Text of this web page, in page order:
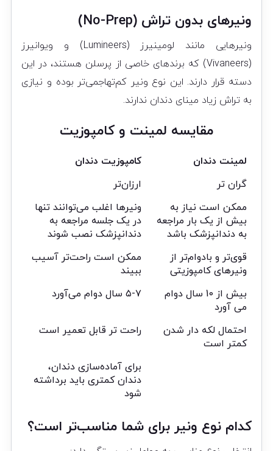
ونیرهای بدون تراش (No-Prep)
ونیرهایی مانند لومینیرز (Lumineers) و ویوانیرز
(Vivaneers) که برندهای خاصی از پرسلن هستند، در این
دسته قرار دارند. این نوع ونیر کم‌تهاجمی‌تر بوده و نیازی
به تراش زیاد مینای دندان ندارند.
مقایسه لمینت و کامپوزیت
لمینت دندان
کامپوزیت دندان
گران تر
ارزان‌تر
ممکن است نیاز به
بیش از یک بار مراجعه
به دندانپزشک باشد
ونیرها اغلب می‌توانند تنها
در یک جلسه مراجعه به
دندانپزشک نصب شوند
قوی‌تر و بادوام‌تر از
ونیرهای کامپوزیتی
ممکن است راحت‌تر آسیب
ببیند
بیش از 10 سال دوام
می آورد
۵-۷ سال دوام می‌آورد
احتمال لکه دار شدن
کمتر است
راحت تر قابل تعمیر است
برای آماده‌سازی دندان،
دندان کمتری باید برداشته
شود
کدام نوع ونیر برای شما مناسب‌تر است؟